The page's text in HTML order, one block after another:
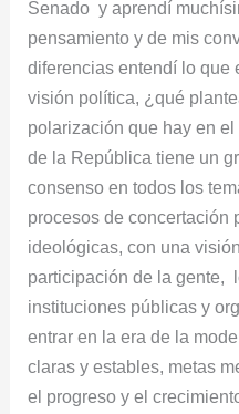
Senado y aprendí
pensamiento y de mis
diferencias entendí lo que
visión política, ¿qué
polarización que hay en
de la República tiene un
consenso en todos los
procesos de concertación
ideológicas, con una
participación de la gente,
instituciones públicas y
entrar en la era de la
claras y estables, metas
el progreso y el